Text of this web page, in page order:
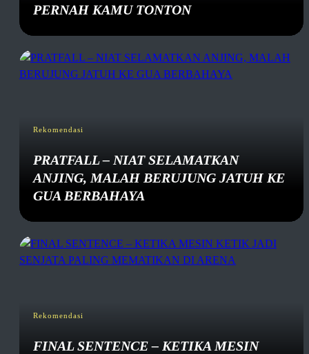
PERNAH KAMU TONTON
Rekomendasi
PRATFALL – NIAT SELAMATKAN
ANJING, MALAH BERUJUNG JATUH KE
GUA BERBAHAYA
Rekomendasi
FINAL SENTENCE – KETIKA MESIN